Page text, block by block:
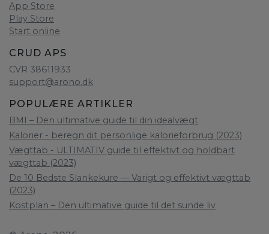
App Store
Play Store
Start online
CRUD APS
CVR 38611933
support@arono.dk
POPULÆRE ARTIKLER
BMI – Den ultimative guide til din idealvægt
Kalorier - beregn dit personlige kalorieforbrug (2023)
Vægttab - ULTIMATIV guide til effektivt og holdbart
vægttab (2023)
De 10 Bedste Slankekure — Varigt og effektivt vægttab
(2023)
Kostplan – Den ultimative guide til det sunde liv